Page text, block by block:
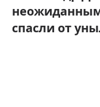
спасли от